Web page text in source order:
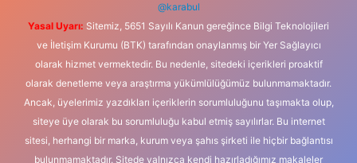
@karabul
Yasal Uyarı: Sitemiz, 5651 Sayılı Kanun gereğince Bilgi Teknolojileri
ve İletişim Kurumu (BTK) tarafından onaylanmış bir Yer Sağlayıcı
olarak hizmet vermektedir. Bu nedenle, sitedeki içerikleri proaktif
olarak denetleme veya araştırma yükümlülüğümüz bulunmamaktadır.
Ancak, üyelerimiz yazdıkları içeriklerin sorumluluğunu taşımakta olup,
siteye üye olarak bu sorumluluğu kabul etmiş sayılırlar. Bu internet
sitesi, herhangi bir marka, kurum veya şahıs şirketi ile hiçbir bağlantısı
bulunmamaktadır. Sitede yalnızca kendi hazırladığımız makaleler